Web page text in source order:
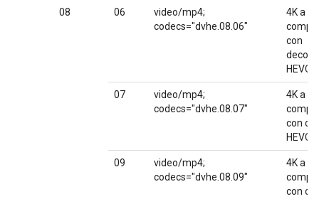
08 06
video/mp4;
codecs="dvhe.08.06"
4K a
con
HEVC
07
video/mp4;
codecs="dvhe.08.07"
4K a
con
HEVC
09
video/mp4;
codecs="dvhe.08.09"
4K a
con